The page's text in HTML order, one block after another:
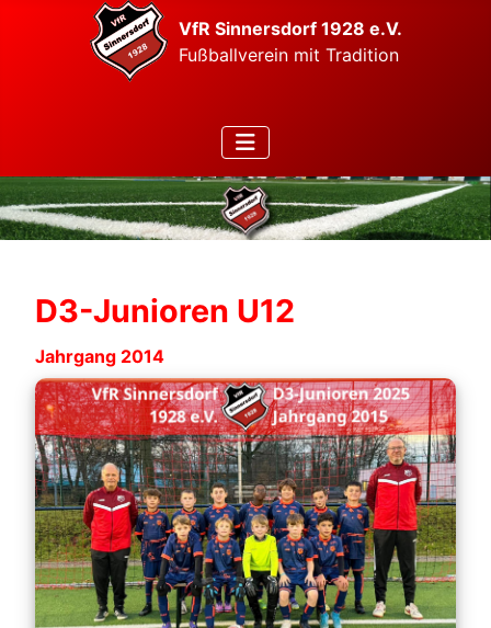
VfR Sinnersdorf 1928 e.V.
Fußballverein mit Tradition
D3-Junioren U12
Jahrgang 2014